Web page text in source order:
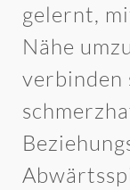
gelernt,
Nähe
verbinden